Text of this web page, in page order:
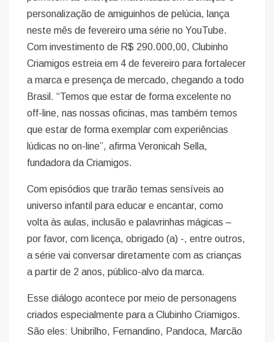
personalização de amiguinhos de pelúcia, lança
neste mês de fevereiro uma série no YouTube.
Com investimento de R$ 290.000,00, Clubinho
Criamigos estreia em 4 de fevereiro para fortalecer
a marca e presença de mercado, chegando a todo
Brasil. “Temos que estar de forma excelente no
off-line, nas nossas oficinas, mas também temos
que estar de forma exemplar com experiências
lúdicas no on-line”, afirma Veronicah Sella,
fundadora da Criamigos.
Com episódios que trarão temas sensíveis ao
universo infantil para educar e encantar, como
volta às aulas, inclusão e palavrinhas mágicas –
por favor, com licença, obrigado (a) -, entre outros,
a série vai conversar diretamente com as crianças
a partir de 2 anos, público-alvo da marca.
Esse diálogo acontece por meio de personagens
criados especialmente para a Clubinho Criamigos.
São eles: Unibrilho, Fernandino, Pandoca, Marcão